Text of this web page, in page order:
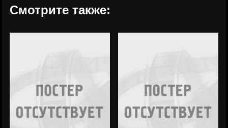
Смотрите также: